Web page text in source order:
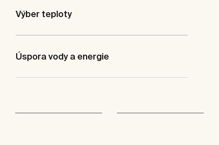
Výber teploty
Úspora vody a energie